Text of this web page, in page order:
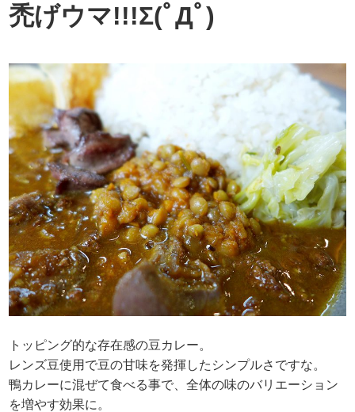
禿げウマ!!!Σ(ﾟДﾟ)
トッピング的な存在感の豆カレー。
レンズ豆使用で豆の甘味を発揮したシンプルさですな。
鴨カレーに混ぜて食べる事で、全体の味のバリエーション
を増やす効果に。